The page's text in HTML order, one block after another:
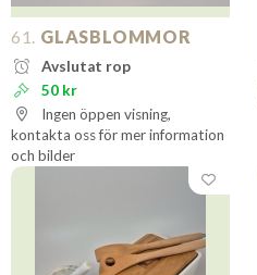
61. GLASBLOMMOR
Avslutat rop
50 kr
Ingen öppen visning,
kontakta oss för mer information
och bilder